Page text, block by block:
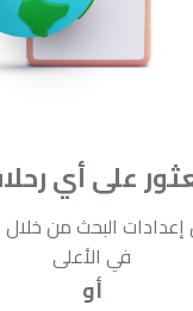
على أي
البحث من خلال
في الأعلى
أو